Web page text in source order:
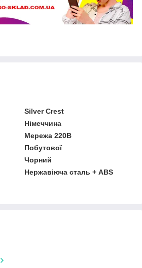
Silver Crest
Німеччина
Мережа 220В
Побутової
Чорний
Нержавіюча сталь + ABS